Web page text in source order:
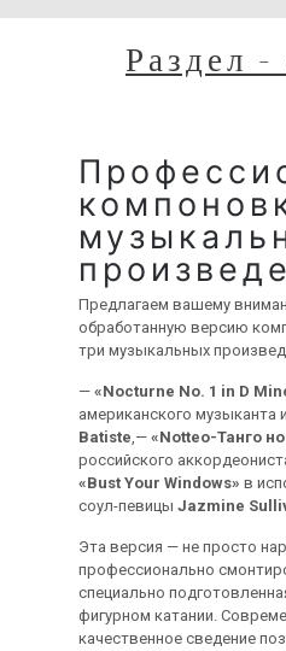
Раздел
Предлагаем вашему
обработанную версию
три музыкальных
— «Nocturne No. 1 in D
американского музыканта
Batiste,— «Notteo-Танго
российского
«Bust Your Windows» в
соул-певицы Jazmine
Эта версия — не просто
профессионально
специально
фигурном катании.
качественное сведение